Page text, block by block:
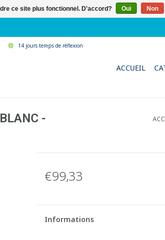
14 jours temps de réflexion
ACCUEIL
-
€99,33
Informations
ce site plus fonctionnel. D'accord? Oui Non